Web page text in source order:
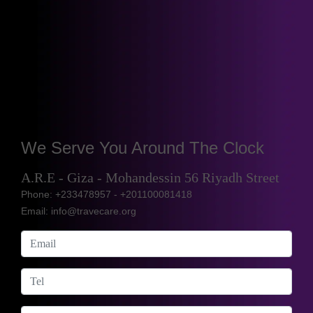
We Serve You Around The Clock
A.R.E - Giza - Mohandessin 56 Riyadh Street
Phone: +233478957 - +201100081418
Email: info@travecare.org